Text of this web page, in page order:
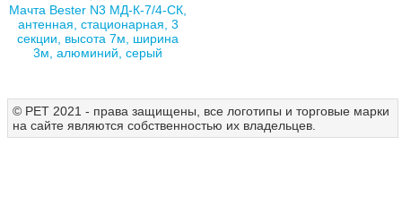
Мачта Bester N3 МД-К-7/4-СК,
антенная, стационарная, 3
секции, высота 7м, ширина
3м, алюминий, серый
© РЕТ 2021 - права защищены, все логотипы и торговые марки
на сайте являются собственностью их владельцев.